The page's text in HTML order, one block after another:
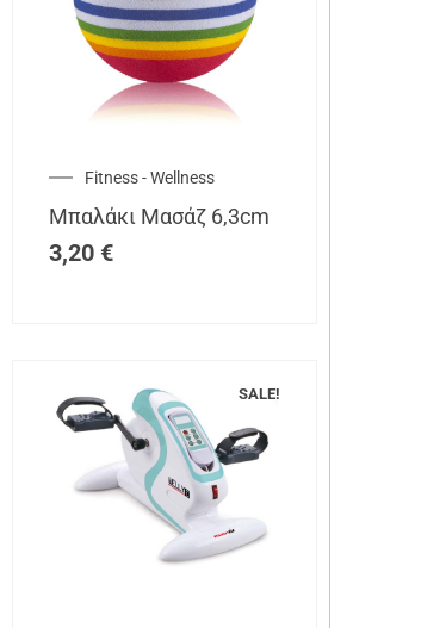
Fitness - Wellness
Μπαλάκι Μασάζ 6,3cm
3,20 €
SALE!